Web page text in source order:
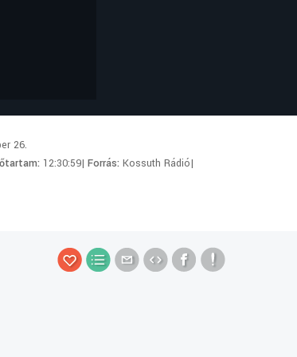
26.
12:30:59|Forrás:Kossuth Rádió|